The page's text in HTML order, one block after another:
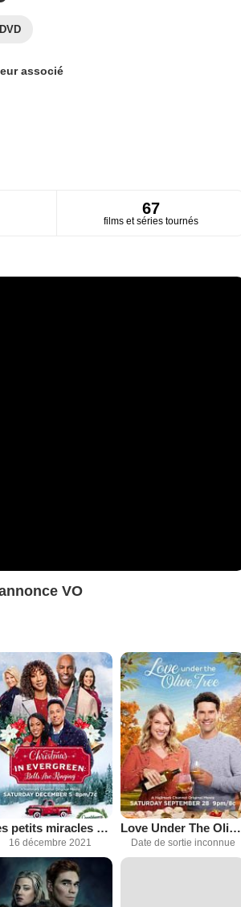
associé
67
films et séries tournés
VO
Les petits miracles de Noël
16 décembre 2021
Love Under The Olive Tree
Date de sortie inconnue